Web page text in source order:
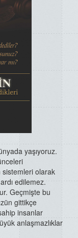
yaşıyoruz.
olarak
edilemez.
Geçmişte bu
gittikçe
insanlar
anlaşmazlıklar